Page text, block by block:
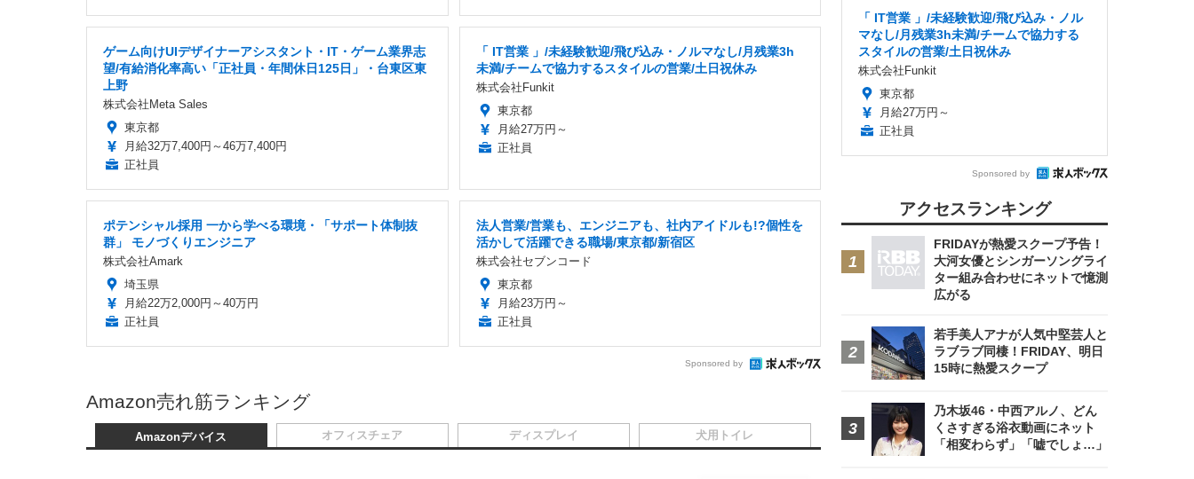
ゲーム向けUIデザイナーアシスタント・IT・ゲーム業界志
望/有給消化率高い「正社員・年間休日125日」・台東区東
上野
株式会社Meta Sales
東京都
月給32万7,400円～46万7,400円
正社員
「 IT営業 」/未経験歓迎/飛び込み・ノルマなし/月残業3h
未満/チームで協力するスタイルの営業/土日祝休み
株式会社Funkit
東京都
月給27万円～
正社員
ポテンシャル採用 一から学べる環境・「サポート体制抜
群」 モノづくりエンジニア
株式会社Amark
埼玉県
月給22万2,000円～40万円
正社員
法人営業/営業も、エンジニアも、社内アイドルも!?個性を
活かして活躍できる職場/東京都/新宿区
株式会社セブンコード
東京都
月給23万円～
正社員
Sponsored by
Amazon売れ筋ランキング
Amazonデバイス オフィスチェア ディスプレイ 犬用トイレ
「 IT営業 」/未経験歓迎/飛び込み・ノル
マなし/月残業3h未満/チームで協力する
スタイルの営業/土日祝休み
株式会社Funkit
東京都
月給27万円～
正社員
Sponsored by
アクセスランキング
FRIDAYが熱愛スクープ予告！
大河女優とシンガーソングライ
ター組み合わせにネットで憶測
広がる
若手美人アナが人気中堅芸人と
ラブラブ同棲！FRIDAY、明日
15時に熱愛スクープ
乃木坂46・中西アルノ、どん
くさすぎる浴衣動画にネット
「相変わらず」「嘘でしょ…」